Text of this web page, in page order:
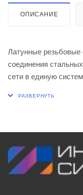
ОПИСАНИЕ
Латунные резьбовые
соединения
сети в единую
демонтажа и